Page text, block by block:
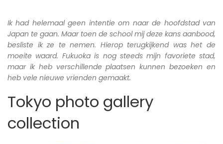
Ik had helemaal geen intentie om naar de hoofdstad van
Japan te gaan. Maar toen de school mij deze kans aanbood,
besliste ik ze te nemen. Hierop terugkijkend was het de
moeite waard. Fukuoka is nog steeds mijn favoriete stad,
maar ik heb verschillende plaatsen kunnen bezoeken en
heb vele nieuwe vrienden gemaakt.
Tokyo photo gallery
collection